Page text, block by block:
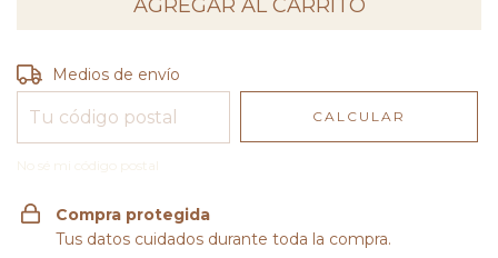
Entregas para el CP:
Medios de envío
CALCULAR
No sé mi código postal
Compra protegida
Tus datos cuidados durante toda la compra.